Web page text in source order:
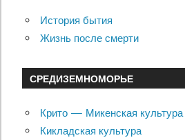
История бытия
Жизнь после смерти
СРЕДИЗЕМНОМОРЬЕ
Крито — Микенская культура
Кикладская культура